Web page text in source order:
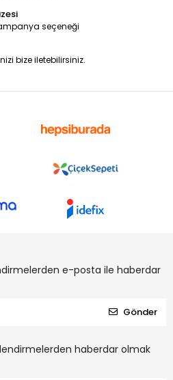
seçeneği
bize iletebilirsiniz.
e-posta ile haberdar
Gönder
haberdar olmak